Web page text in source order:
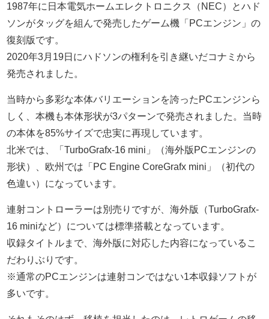
1987年に日本電気ホームエレクトロニクス（NEC）とハド
ソンがタッグを組んで発売したゲーム機「PCエンジン」の
復刻版です。
2020年3月19日にハドソンの権利を引き継いだコナミから
発売されました。
当時から多彩な本体バリエーションを誇ったPCエンジンら
しく、本機も本体形状が3パターンで発売されました。当時
の本体を85%サイズで忠実に再現しています。
北米では、「TurboGrafx-16 mini」（海外版PCエンジンの
形状）、欧州では「PC Engine CoreGrafx mini」（初代の
色違い）になっています。
連射コントローラーは別売りですが、海外版（TurboGrafx-
16 miniなど）については標準搭載となっています。
収録タイトルまで、海外版に対応した内容になっているこ
だわりぶりです。
※通常のPCエンジンは連射コンではない1本収録ソフトが
多いです。